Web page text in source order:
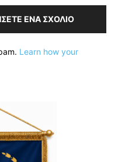
ΈΝΑ ΣΧΌΛΙΟ
Learn how your